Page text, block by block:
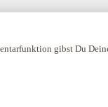
gibst Du